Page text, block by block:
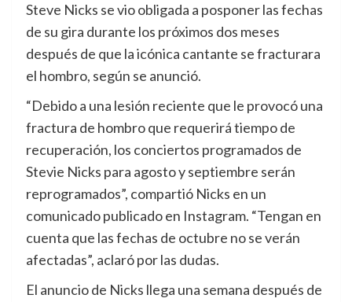
Steve Nicks se vio obligada a posponer las fechas
de su gira durante los próximos dos meses
después de que la icónica cantante se fracturara
el hombro, según se anunció.
“Debido a una lesión reciente que le provocó una
fractura de hombro que requerirá tiempo de
recuperación, los conciertos programados de
Stevie Nicks para agosto y septiembre serán
reprogramados”, compartió Nicks en un
comunicado publicado en Instagram. “Tengan en
cuenta que las fechas de octubre no se verán
afectadas”, aclaró por las dudas.
El anuncio de Nicks llega una semana después de